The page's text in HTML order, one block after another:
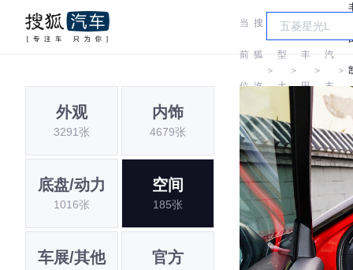
当
前
位
置:
搜
狐
汽
车
＞
车
型
大
全
＞
丰
田
＞
广
汽
丰
田
＞
外观
3291张
内饰
4679张
底盘/动力
1016张
空间
185张
车展/其他 官方